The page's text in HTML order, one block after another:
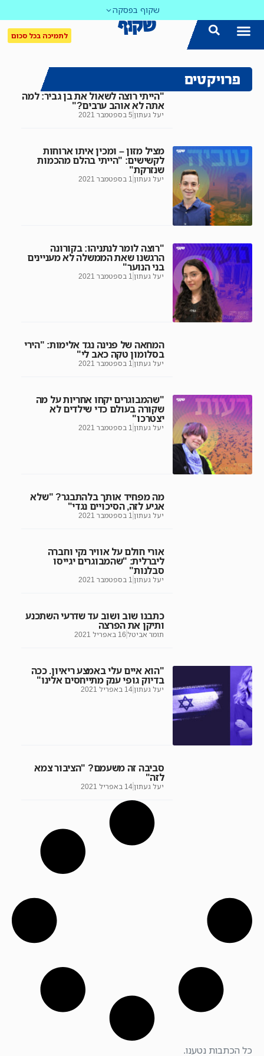
שקוף בפסקה
לתמיכה בכל סכום
פרויקטים
"הייתי רוצה לשאול את בן גביר: למה
אתה לא אוהב ערבים?"
יעל געתון 5 בספטמבר 2021
מציל מזון – ומכין איתו ארוחות
לקשישים: "הייתי בהלם מהכמות
שנזרקת"
יעל געתון 1 בספטמבר 2021
"רוצה לומר לנתניהו: בקורונה
הרגשנו שאת הממשלה לא מעניינים
בני הנוער"
יעל געתון 1 בספטמבר 2021
המחאה של פנינה נגד אלימות: "הירי
בסלומון טקה כאב לי"
יעל געתון 1 בספטמבר 2021
"שהמבוגרים יקחו אחריות על מה
שקורה בעולם כדי שילדים לא
יצטרכו"
יעל געתון 1 בספטמבר 2021
מה מפחיד אותך בלהתבגר? "שלא
אגיע לזה, הסיכויים נגדי"
יעל געתון 1 בספטמבר 2021
אורי חולם על אוויר נקי וחברה
ליברלית: "שהמבוגרים יגייסו
סבלנות"
יעל געתון 1 בספטמבר 2021
כתבנו שוב ושוב עד שדרעי השתכנע
ותיקן את הפרצה
תומר אביטל 16 באפריל 2021
"הוא איים עלי באמצע ריאיון. ככה
בדיוק גופי ענק מתייחסים אלינו"
יעל געתון14 באפריל 2021
סביבה זה משעמם? "הציבור צמא
לזה"
יעל געתון14 באפריל 2021
כל הכתבות נטענו.